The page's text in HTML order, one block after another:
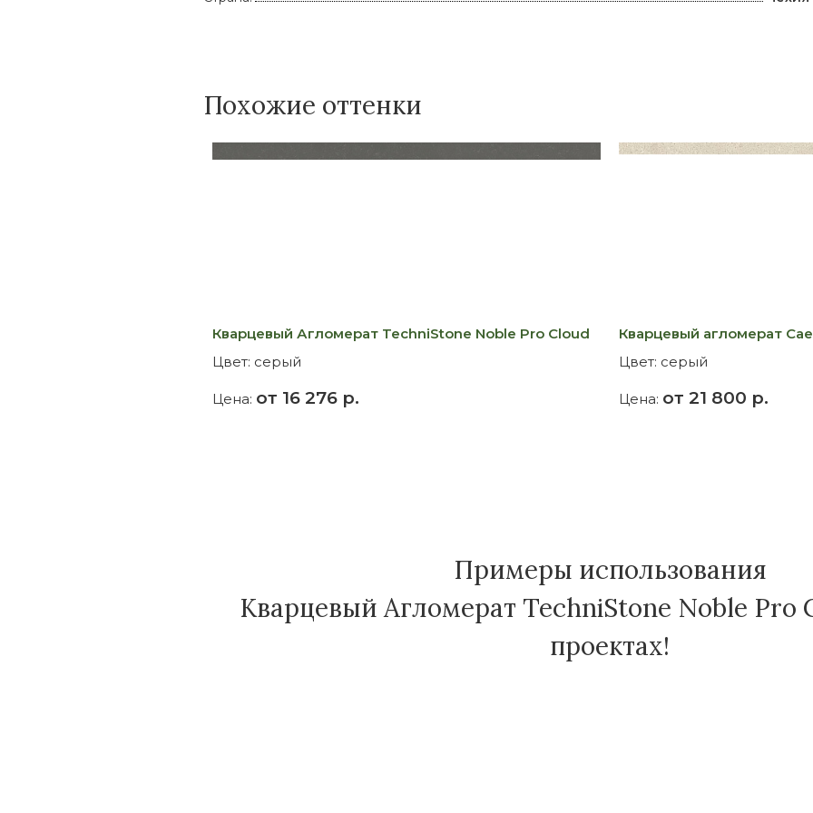
Похожие оттенки
Кварцевый Агломерат TechniStone Noble Pro Cloud
Цвет: серый
Цена: от 16 276 р.
Кварцевый агломерат
Цвет: серый
Цена: от 21 800 р.
Примеры использования
Кварцевый Агломерат TechniStone Noble Pro
проектах!